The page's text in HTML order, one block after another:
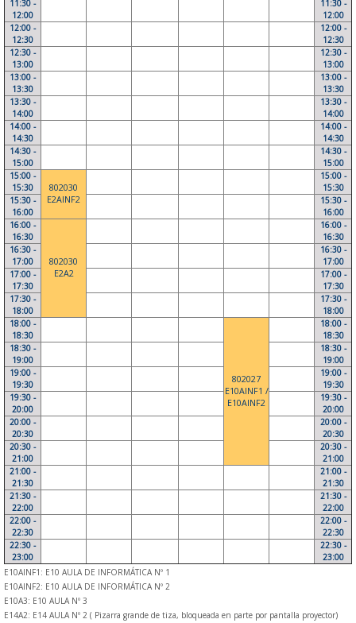
11:30 -
12:00
11:30 -
12:00
12:00 -
12:30
12:00 -
12:30
12:30 -
13:00
12:30 -
13:00
13:00 -
13:30
13:00 -
13:30
13:30 -
14:00
13:30 -
14:00
14:00 -
14:30
14:00 -
14:30
14:30 -
15:00
14:30 -
15:00
15:00 -
15:30
802030
E2AINF2
15:00 -
15:30
15:30 -
16:00
15:30 -
16:00
16:00 -
16:30
802030
E2A2
16:00 -
16:30
16:30 -
17:00
16:30 -
17:00
17:00 -
17:30
17:00 -
17:30
17:30 -
18:00
17:30 -
18:00
18:00 -
18:30
802027
E10AINF1 /
E10AINF2
18:00 -
18:30
18:30 -
19:00
18:30 -
19:00
19:00 -
19:30
19:00 -
19:30
19:30 -
20:00
19:30 -
20:00
20:00 -
20:30
20:00 -
20:30
20:30 -
21:00
20:30 -
21:00
21:00 -
21:30
21:00 -
21:30
21:30 -
22:00
21:30 -
22:00
22:00 -
22:30
22:00 -
22:30
22:30 -
23:00
22:30 -
23:00
E10AINF1: E10 AULA DE INFORMÁTICA Nº 1
E10AINF2: E10 AULA DE INFORMÁTICA Nº 2
E10A3: E10 AULA Nº 3
E14A2: E14 AULA Nº 2 ( Pizarra grande de tiza, bloqueada en parte por pantalla proyector)